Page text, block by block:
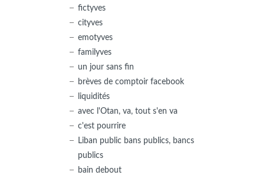
fictyves
cityves
emotyves
familyves
un jour sans fin
brèves de comptoir facebook
liquidités
avec l'Otan, va, tout s'en va
c'est pourrire
Liban public bans publics, bancs
publics
bain debout